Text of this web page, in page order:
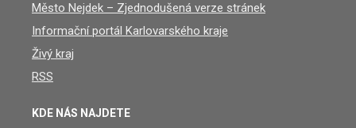
Město Nejdek – Zjednodušená verze stránek
Informační portál Karlovarského kraje
Živý kraj
RSS
KDE NÁS NAJDETE